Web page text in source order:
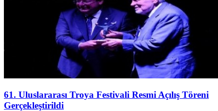
61. Uluslararası Troya Festivali Resmi Açılış Töreni
Gerçekleştirildi